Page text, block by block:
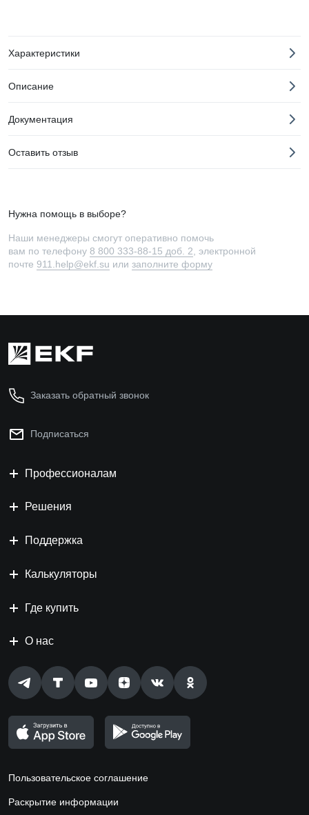
Характеристики
Описание
Документация
Оставить отзыв
Нужна помощь в выборе?
Наши менеджеры смогут оперативно помочь
вам по телефону 8 800 333-88-15 доб. 2 , электронной
почте 911.help@ekf.su или заполните форму
Заказать обратный звонок
Подписаться
Профессионалам
Решения
Поддержка
Калькуляторы
Где купить
О нас
Пользовательское соглашение
Раскрытие информации